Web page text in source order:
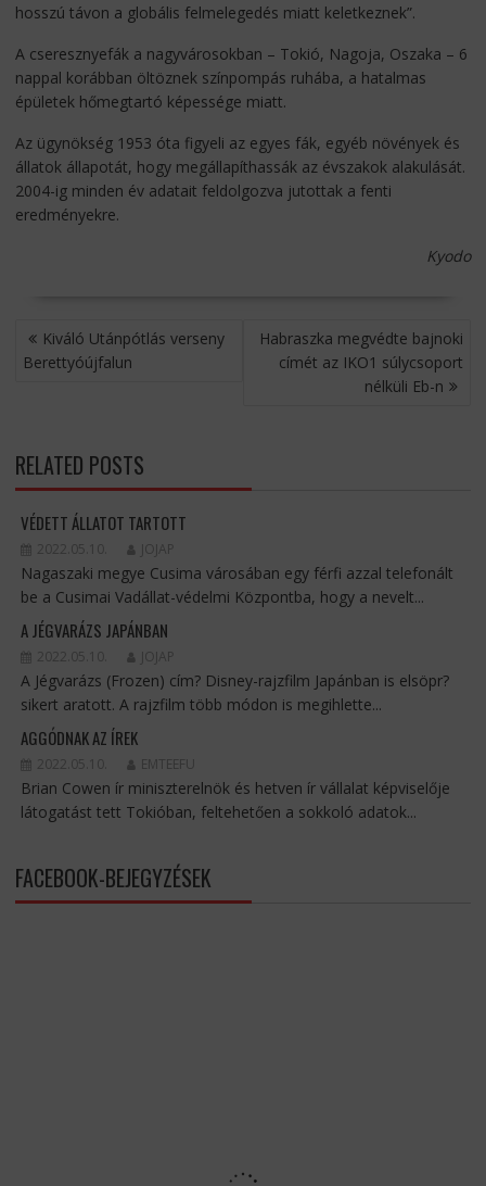
hosszú távon a globális felmelegedés miatt keletkeznek”.
A cseresznyefák a nagyvárosokban – Tokió, Nagoja, Oszaka – 6
nappal korábban öltöznek színpompás ruhába, a hatalmas
épületek hőmegtartó képessége miatt.
Az ügynökség 1953 óta figyeli az egyes fák, egyéb növények és
állatok állapotát, hogy megállapíthassák az évszakok alakulását.
2004-ig minden év adatait feldolgozva jutottak a fenti
eredményekre.
Kyodo
BEJEGYZÉS
NAVIGÁCIÓ
Kiváló Utánpótlás verseny
Berettyóújfalun
Habraszka megvédte bajnoki
címét az IKO1 súlycsoport
nélküli Eb-n
RELATED POSTS
VÉDETT ÁLLATOT TARTOTT
2022.05.10. JOJAP
Nagaszaki megye Cusima városában egy férfi azzal telefonált
be a Cusimai Vadállat-védelmi Központba, hogy a nevelt...
A JÉGVARÁZS JAPÁNBAN
2022.05.10. JOJAP
A Jégvarázs (Frozen) cím? Disney-rajzfilm Japánban is elsöpr?
sikert aratott. A rajzfilm több módon is megihlette...
AGGÓDNAK AZ ÍREK
2022.05.10. EMTEEFU
Brian Cowen ír miniszterelnök és hetven ír vállalat képviselője
látogatást tett Tokióban, feltehetően a sokkoló adatok...
FACEBOOK-BEJEGYZÉSEK